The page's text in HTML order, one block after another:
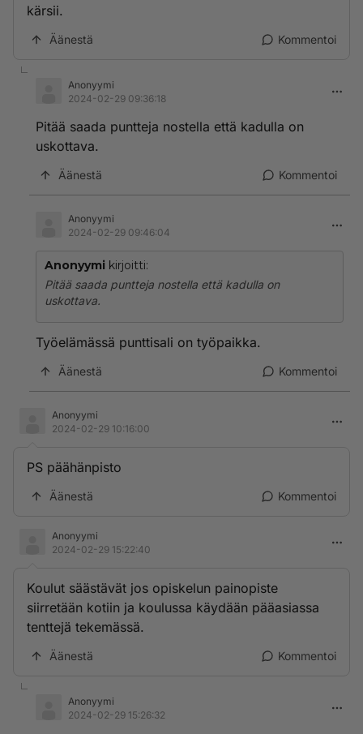
kärsii.
Äänestä Kommentoi
Anonyymi
2024-02-29 09:36:18
Pitää saada puntteja nostella että kadulla on
uskottava.
Äänestä Kommentoi
Anonyymi
2024-02-29 09:46:04
Anonyymi kirjoitti:
Pitää saada puntteja nostella että kadulla on
uskottava.
Työelämässä punttisali on työpaikka.
Äänestä Kommentoi
Anonyymi
2024-02-29 10:16:00
PS päähänpisto
Äänestä Kommentoi
Anonyymi
2024-02-29 15:22:40
Koulut säästävät jos opiskelun painopiste
siirretään kotiin ja koulussa käydään pääasiassa
tenttejä tekemässä.
Äänestä Kommentoi
Anonyymi
2024-02-29 15:26:32